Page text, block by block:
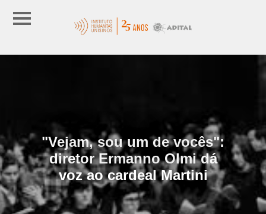
"Vejam, sou um de vocês":
diretor Ermanno Olmi dá
voz ao cardeal Martini